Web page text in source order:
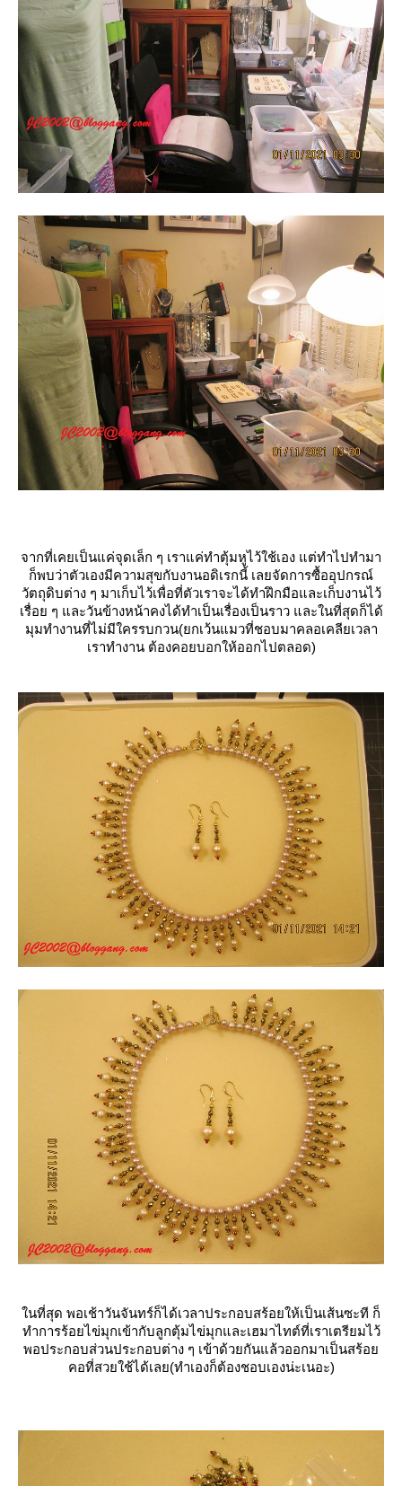
จากที่เคยเป็นแค่จุดเล็ก ๆ เราแค่ทำตุ้มหูไว้ใช้เอง แต่ทำไปทำมา
ก็พบว่าตัวเองมีความสุขกับงานอดิเรกนี้ เลยจัดการซื้ออุปกรณ์
วัตถุดิบต่าง ๆ มาเก็บไว้เพื่อที่ตัวเราจะได้ทำฝึกมือและเก็บงานไว้
เรื่อย ๆ และวันข้างหน้าคงได้ทำเป็นเรื่องเป็นราว และในที่สุดก็ได้
มุมทำงานที่ไม่มีใครรบกวน(ยกเว้นแมวที่ชอบมาคลอเคลียเวลา
เราทำงาน ต้องคอยบอกให้ออกไปตลอด)
นที่สุด พอเช้าวันจันทร์ก็ได้เวลาประกอบสร้อยให้เป็นเส้นซะที ก็
ทำการร้อยไข่มุกเข้ากับลูกตุ้มไข่มุกและเฮมาไทต์ที่เราเตรียมไว้
พอประกอบส่วนประกอบต่าง ๆ เข้าด้วยกันแล้วออกมาเป็นสร้อ
คอที่สวยใช้ได้เลย(ทำเองก็ต้องชอบเองน่ะเนอะ)